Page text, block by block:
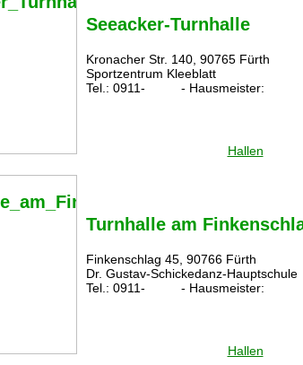
Seeacker-Turnhalle
Kronacher Str. 140, 90765 Fürth
Sportzentrum Kleeblatt
Tel.: 0911- - Hausmeister:
Hallen
Turnhalle am
Finkenschlag 45, 90766 Fürth
Dr. Gustav-Schickedanz-Hauptschule
Tel.: 0911- - Hausmeister:
Hallen